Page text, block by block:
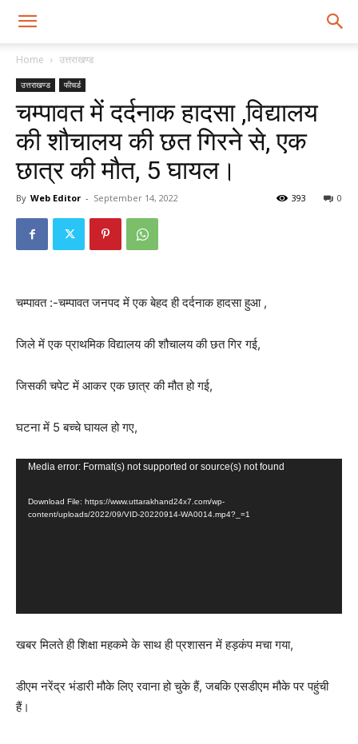
Home उत्तराखण्ड
उत्तराखण्ड फीचर्ड
चम्पावत में दर्दनाक हादसा ,विद्यालय
की शौचालय की छत गिरने से, एक
छात्र की मौत, 5 घायल।
By Web Editor - September 14, 2022 0
393
चम्पावत :-चम्पावत जनपद में एक बेहद ही दर्दनाक हादसा हुआ ,
जिले में एक प्राथमिक विद्यालय की शौचालय की छत गिर गई,
जिसकी चपेट में आकर एक छात्र की मौत हो गई,
घटना में 5 बच्चे घायल हो गए,
Video
Media error: Format(s) not supported or source(s) not found
Download File: https://www.uttarakhand24x7.com/wp-
content/uploads/2022/09/VID-20220914-WA0014.mp4?_=1
खबर मिलते ही शिक्षा महकमे के साथ ही प्रशासन में हड़कंप मचा गया,
डीएम नरेंद्र भंडारी मौके लिए रवाना हो चुके हैं, जबकि एसडीएम मौके पर पहुंची
हैं।